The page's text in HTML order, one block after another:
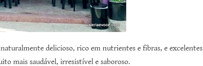
delicioso, rico em nutrientes e fibras, e excelentes
mais saudável, irresistível e saboroso.